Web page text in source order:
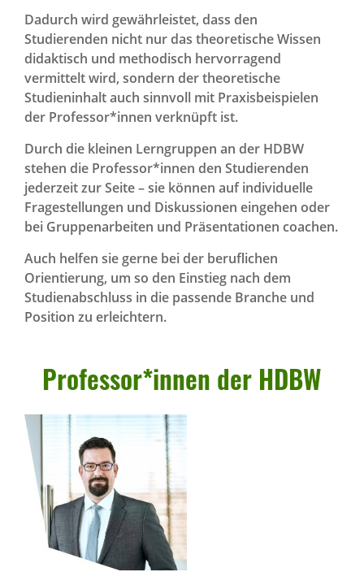
Dadurch wird gewährleistet, dass den
Studierenden nicht nur das theoretische Wissen
didaktisch und methodisch hervorragend
vermittelt wird, sondern der theoretische
Studieninhalt auch sinnvoll mit Praxisbeispielen
der Professor*innen verknüpft ist.
Durch die kleinen Lerngruppen an der HDBW
stehen die Professor*innen den Studierenden
jederzeit zur Seite – sie können auf individuelle
Fragestellungen und Diskussionen eingehen oder
bei Gruppenarbeiten und Präsentationen coachen.
Auch helfen sie gerne bei der beruflichen
Orientierung, um so den Einstieg nach dem
Studienabschluss in die passende Branche und
Position zu erleichtern.
Professor*innen der HDBW